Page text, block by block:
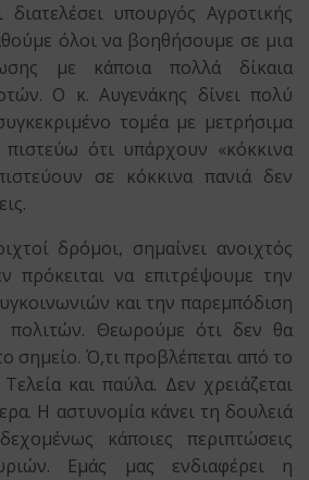
διατελέσει υπουργός Αγροτικής
όλοι να βοηθήσουμε σε μια
με κάποια πολλά δίκαια
Ο κ. Αυγενάκης δίνει πολύ
τομέα με μετρήσιμα
πιστεύω ότι υπάρχουν «κόκκινα
σε κόκκινα πανιά δεν
δρόμοι, σημαίνει ανοιχτός
πρόκειται να επιτρέψουμε την
και την παρεμπόδιση
πολιτών. Θεωρούμε ότι δεν θα
σημείο. Ό,τι προβλέπεται από το
και παύλα. Δεν χρειάζεται
Η αστυνομία κάνει τη δουλειά
κάποιες περιπτώσεις
Εμάς μας ενδιαφέρει η